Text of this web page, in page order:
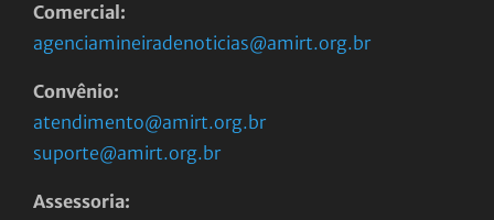
Comercial:
agenciamineiradenoticias@amirt.org.br
Convênio:
atendimento@amirt.org.br
suporte@amirt.org.br
Assessoria: